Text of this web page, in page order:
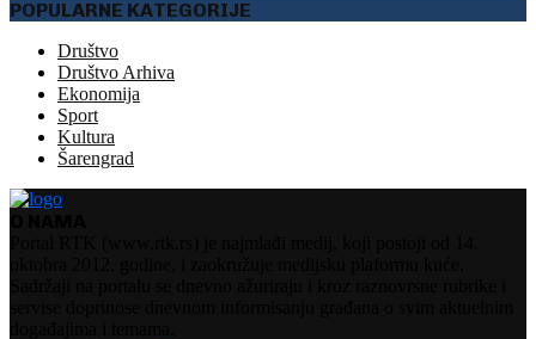
POPULARNE KATEGORIJE
Društvo
Društvo Arhiva
Ekonomija
Sport
Kultura
Šarengrad